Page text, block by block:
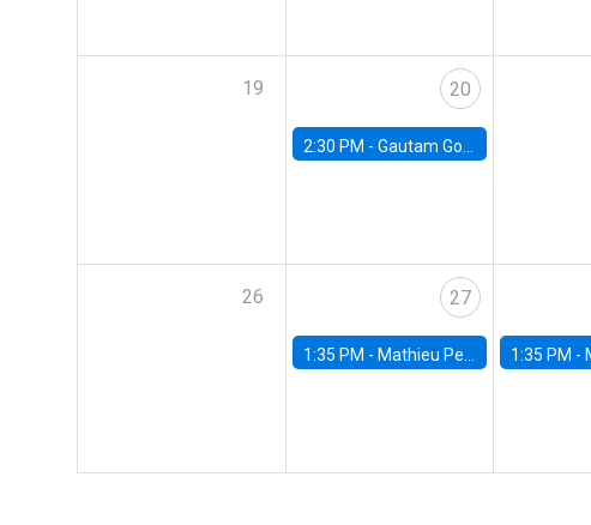
19 20
2:30 PM - Gautam Gowrisankaran, Columbia University
26 27
1:35 PM - Mathieu Pedemonte, IDB 1:35 PM -